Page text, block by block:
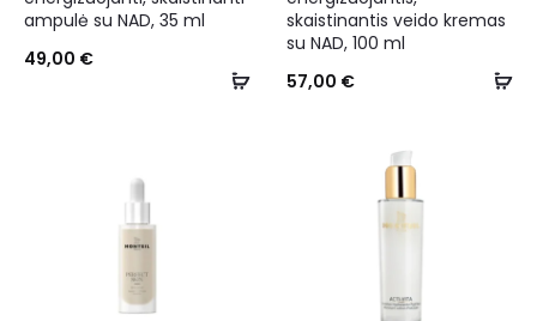
ampulė su NAD, 35 ml
49,00 €
skaistinantis veido kremas
su NAD, 100 ml
57,00 €